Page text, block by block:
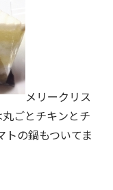
メリークリス
ごとチキンとチ
の鍋もついてま